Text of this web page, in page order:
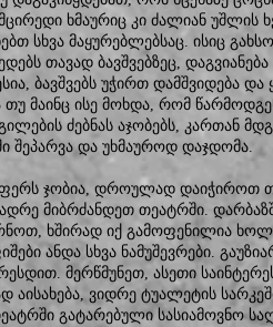
ხმაურიც კი ძალიან უშლის
სხვა მაყურებლებსაც. ისიც
თავად ბავშვებზეც,
ბავშვებს უჭირთ დამშვიდება
თუ მაინც ისე მოხდა, რომ
ძებნას აჯობებს, კართან
შეპარვა და უხმაუროდ დაჯდომა.
ჯობია, დროულად დაიჭიროთ
ადრე მიბრძანდეთ თეატრში.
ხშირად იქ გამოფენილია
ანდა სხვა ნამუშევრები.
მერწმუნეთ, ასეთი
აისახება, ვიდრე ტუალეტის
გატარებული სასიამოვნო